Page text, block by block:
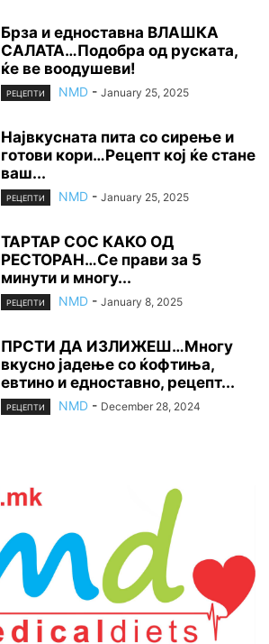
Брза и едноставна ВЛАШКА
САЛАТА…Подобра од руската,
ќе ве воодушеви!
РЕЦЕПТИ NMD - January 25, 2025
Највкусната пита со сирење и
готови кори…Рецепт кој ќе стане
ваш...
РЕЦЕПТИ NMD - January 25, 2025
ТАРТАР СОС КАКО ОД
РЕСТОРАН…Се прави за 5
минути и многу...
РЕЦЕПТИ NMD - January 8, 2025
ПРСТИ ДА ИЗЛИЖЕШ…Многу
вкусно јадење со ќофтиња,
евтино и едноставно, рецепт...
РЕЦЕПТИ NMD - December 28, 2024